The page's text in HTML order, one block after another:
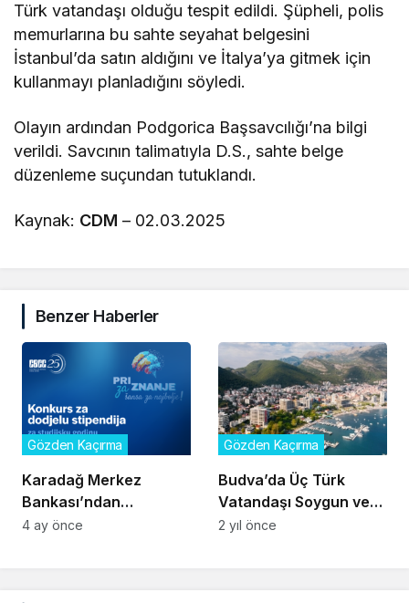
Türk vatandaşı olduğu tespit edildi. Şüpheli, polis
memurlarına bu sahte seyahat belgesini
İstanbul’da satın aldığını ve İtalya’ya gitmek için
kullanmayı planladığını söyledi.
Olayın ardından Podgorica Başsavcılığı’na bilgi
verildi. Savcının talimatıyla D.S., sahte belge
düzenleme suçundan tutuklandı.
Kaynak: CDM – 02.03.2025
Benzer Haberler
Karadağ Merkez
Bankası’ndan
Öğrencilere 650 Euro
Gözden Kaçırma
4 ay önce
Budva’da Üç Türk
Vatandaşı Soygun ve
Yaralama Şüphesiyle
Gözden Kaçırma
2 yıl önce